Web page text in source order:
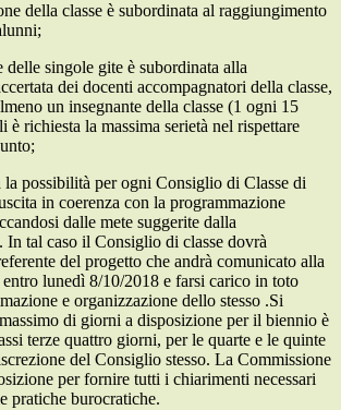
della classe è subordinata al raggiungimento
delle singole gite è subordinata alla
dei docenti accompagnatori della classe,
un insegnante della classe (1 ogni 15
è richiesta la massima serietà nel rispettare
la possibilità per ogni Consiglio di Classe di
in coerenza con la programmazione
dalle mete suggerite dalla
In tal caso il Consiglio di classe dovrà
del progetto che andrà comunicato alla
lunedì 8/10/2018 e farsi carico in toto
e organizzazione dello stesso .Si
di giorni a disposizione per il biennio è
terze quattro giorni, per le quarte e le quinte
del Consiglio stesso. La Commissione
per fornire tutti i chiarimenti necessari
pratiche burocratiche.